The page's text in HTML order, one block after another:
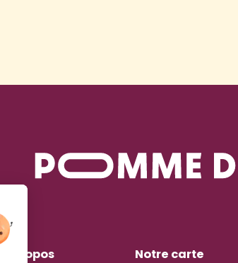
À propos Notre carte